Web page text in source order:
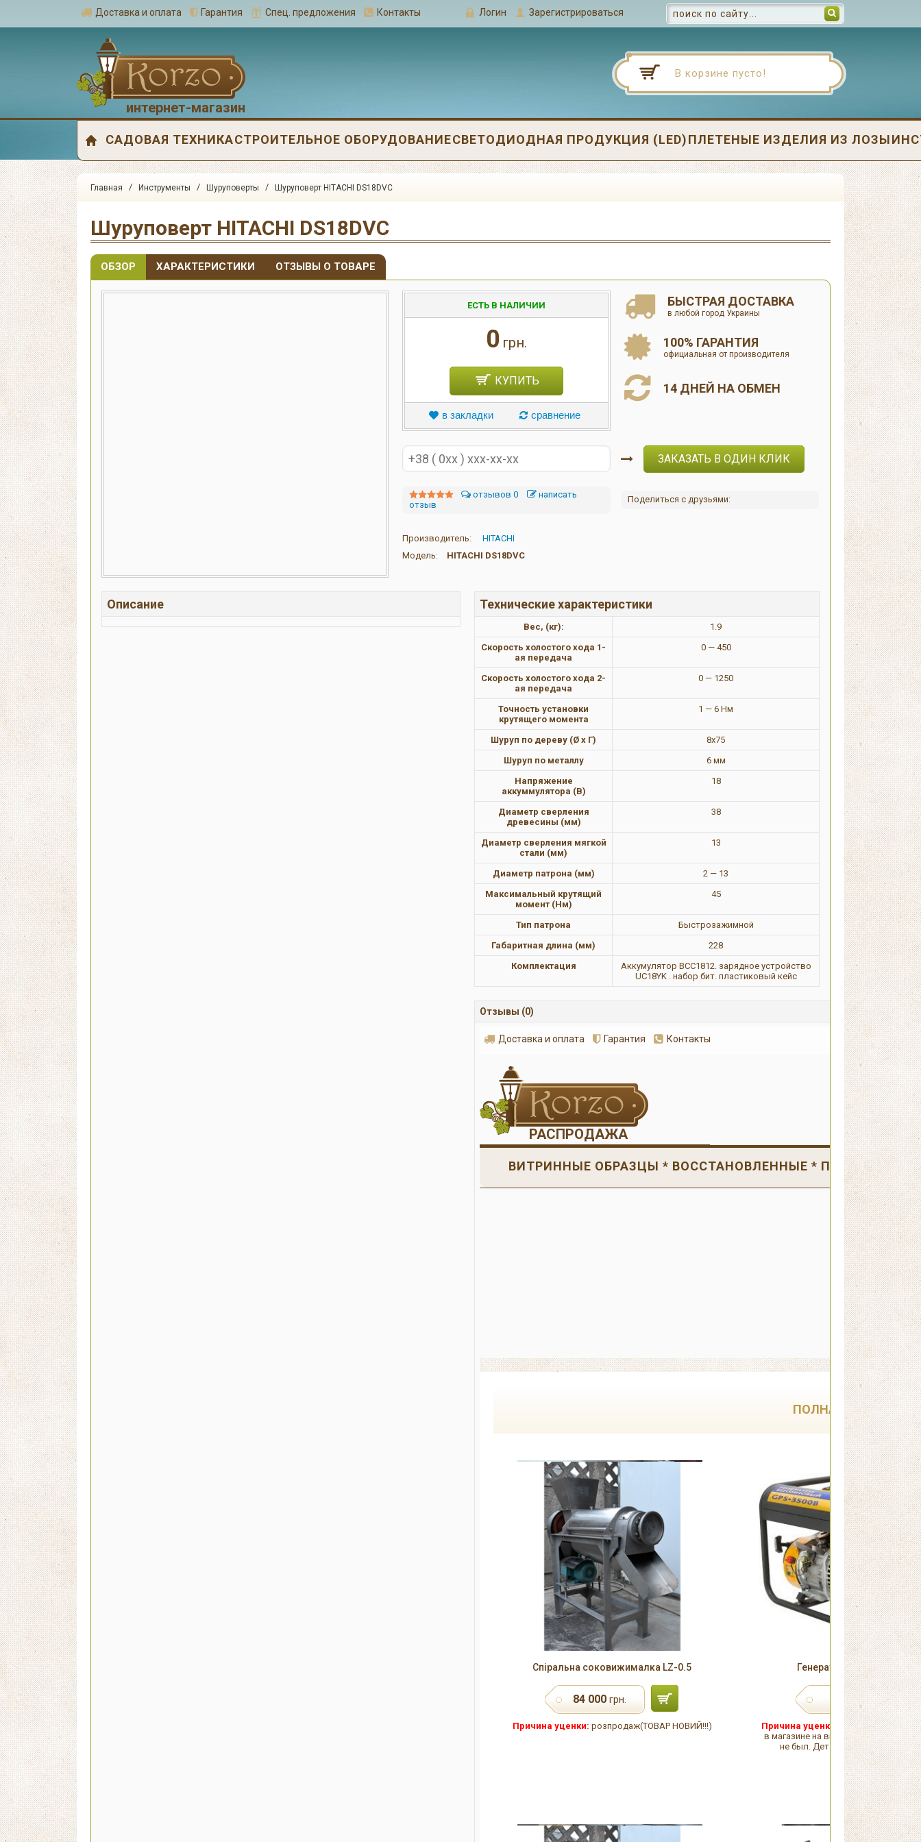
Доставка и оплата Гарантия Спец. предложения Контакты Логин Зарегистрироваться
интернет-магазин
В корзине пусто!
САДОВАЯ ТЕХНИКАСТРОИТЕЛЬНОЕ ОБОРУДОВАНИЕСВЕТОДИОДНАЯ ПРОДУКЦИЯ (LED)ПЛЕТЕНЫЕ ИЗДЕЛИЯ ИЗ ЛОЗЫ
Главная / Инструменты / Шуруповерты / Шуруповерт HITACHI DS18DVC
Шуруповерт HITACHI DS18DVC
ОБЗОР ХАРАКТЕРИСТИКИ ОТЗЫВЫ О ТОВАРЕ
ЕСТЬ В НАЛИЧИИ
0 грн.
КУПИТЬ
в закладки сравнение
БЫСТРАЯ ДОСТАВКА
в любой город Украины
100% ГАРАНТИЯ
официальная от производителя
14 ДНЕЙ НА ОБМЕН
ЗАКАЗАТЬ В ОДИН КЛИК
отзывов 0
написать
отзыв
Поделиться с друзьями:
Производитель:
HITACHI
Модель:
HITACHI DS18DVC
Описание Технические характеристики
Вес, (кг):
1.9
Скорость холостого хода 1-
ая передача
0 — 450
Скорость холостого хода 2-
ая передача
0 — 1250
Точность установки
крутящего момента
1 — 6 Нм
Шуруп по дереву (Ø х Г)
8x75
Шуруп по металлу
6 мм
Напряжение
аккуммулятора (В)
18
Диаметр сверления
древесины (мм)
38
Диаметр сверления мягкой
стали (мм)
13
Диаметр патрона (мм)
2 — 13
Максимальный крутящий
момент (Нм)
45
Тип патрона
Быстрозажимной
Габаритная длина (мм)
228
Комплектация
Аккумулятор BСC1812. зарядное устройство
UC18YK . набор бит. пластиковый кейс
Отзывы (0)
Доставка и оплата Гарантия Контакты
РАСПРОДАЖА
ВИТРИННЫЕ ОБРАЗЦЫ * ВОССТАНОВЛЕННЫЕ *
ПОЛНАЯ
Спіральна соковижималка LZ-0.5
84 000 грн.
Причина уценки: розпродаж(ТОВАР НОВИЙ!!!)
Генератор Sadko GPS-
6 940грн.
Причина уценки:
Повреждена
в магазине на витрине. Товар в
не был. Детали уточняйте у